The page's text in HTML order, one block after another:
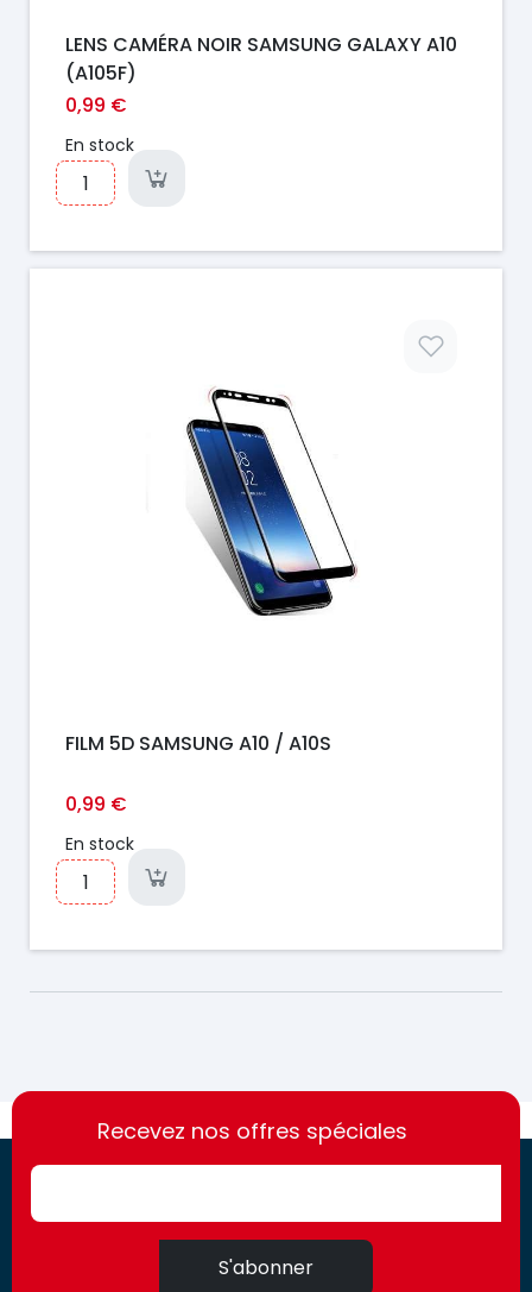
LENS CAMÉRA NOIR SAMSUNG GALAXY A10
(A105F)
0,99 €
En stock
FILM 5D SAMSUNG A10 / A10S
0,99 €
En stock
https://france-
access.fr
https://france-
access.fr
Recevez nos offres spéciales
S'abonner